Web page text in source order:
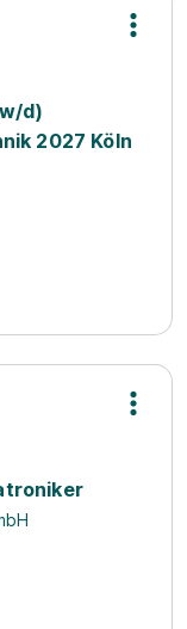
d)
2027 Köln